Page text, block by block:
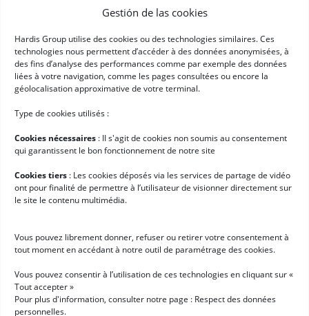
Gestión de las cookies
Hardis Group utilise des cookies ou des technologies similaires. Ces
technologies nous permettent d’accéder à des données anonymisées, à
des fins d’analyse des performances comme par exemple des données
liées à votre navigation, comme les pages consultées ou encore la
géolocalisation approximative de votre terminal.
Type de cookies utilisés :
Cookies nécessaires : II s'agit de cookies non soumis au consentement
qui garantissent le bon fonctionnement de notre site
Cookies tiers : Les cookies déposés via les services de partage de vidéo
ont pour finalité de permettre à l’utilisateur de visionner directement sur
le site le contenu multimédia.
Vous pouvez librement donner, refuser ou retirer votre consentement à
tout moment en accédant à notre outil de paramétrage des cookies.
Vous pouvez consentir à l’utilisation de ces technologies en cliquant sur «
Tout accepter »
Pour plus d'information, consulter notre page : Respect des données
personnelles.
Newsletter
Newsletter(Obligatorio) ➞
RGPD (Obligatorio)
Acepto que mis datos de carácter personal sean recopilados y
procesados según las condiciones descritas en la página titulada
Enlaces rápidos
Software de logística
Clientes
Trabaja con nosotros
Pide una demo